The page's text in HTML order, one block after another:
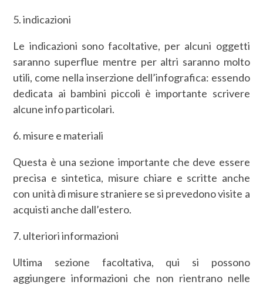
5. indicazioni
Le indicazioni sono facoltative, per alcuni oggetti
saranno superflue mentre per altri saranno molto
utili, come nella inserzione dell’infografica: essendo
dedicata ai bambini piccoli è importante scrivere
alcune info particolari.
6. misure e materiali
Questa è una sezione importante che deve essere
precisa e sintetica, misure chiare e scritte anche
con unità di misure straniere se si prevedono visite a
acquisti anche dall’estero.
7. ulteriori informazioni
Ultima sezione facoltativa, qui si possono
aggiungere informazioni che non rientrano nelle